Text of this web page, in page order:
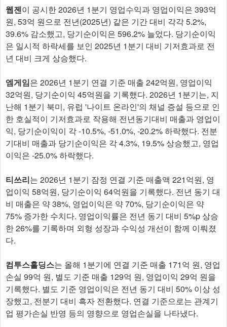
웹젠이 공시한 2026년 1분기 영업수익과 영업이익은 393억
원, 53억 원으로 전년(2025년) 같은 기간 대비 각각 5.2%,
39.6% 감소했고, 당기순이익은 596.2% 늘었다. 당기순이익
은 일시적 하락세를 보인 2025년 1분기 대비 기저효과로 전
년 대비 크게 상승했다.
엠게임은 2026년 1분기 연결 기준 매출 242억원, 영업이익
32억원, 당기순이익 45억원을 기록했다. 2026년 1분기는, 지
난해 1분기 북미, 유럽 '나이트 온라인'의 채널 증설 등으로 인
한 호실적이 기저효과로 작용해 전년동기대비 매출과 영업이
익, 당기순이익이 각 -10.5%, -51.0%, -20.2% 하락했다. 전분
기대비 매출과 당기순이익은 각 4.3%, 19.5% 상승했고, 영업
이익은 -25.0% 하락했다.
티쓰리는 2026년 1분기 잠정 연결 기준 매출액 221억원, 영
업이익 58억원, 당기순이익 64억원을 기록했다. 전년 동기 대
비 매출은 약 38%, 영업이익은 약 70%, 당기순이익은 약
75% 증가한 수치다. 영업이익률은 전년 동기 대비 5%p 상승
한 26%를 기록하며 외형 성장과 수익성 개선이 함께 이뤄졌
다.
컴투스홀딩스는 올해 1분기에 연결 기준 매출 171억 원, 영업
손실 99억 원, 별도 기준 매출 129억 원, 영업이익 29억 원을
기록했다. 별도 기준 영업이익은 전년 동기 대비 50% 이상 성
장했고, 전분기 대비 흑자 전환했다. 연결 기준으로는 관계기
업 평가손실 반영 등의 영향으로 영업손실을 나타냈다.